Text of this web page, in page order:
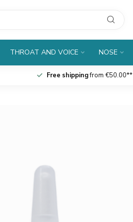
THROAT AND VOICE NOSE
Free shippingfrom €50.00**